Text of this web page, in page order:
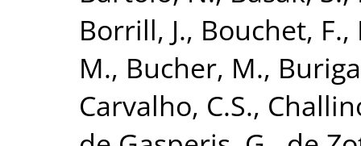
Borrill, J., Bouchet, F.,
M., Bucher, M.,
Carvalho, C.S.,